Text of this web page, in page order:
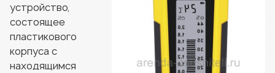
устройство,
состоящее
пластикового
корпуса с
находящимся